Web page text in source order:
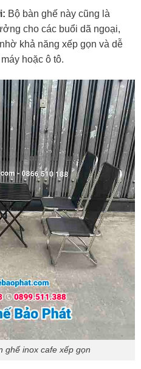
Bộ bàn ghế này cũng là
cho các buổi dã ngoại,
khả năng xếp gọn và dễ
hoặc ô tô.
ghế inox cafe xếp gọn